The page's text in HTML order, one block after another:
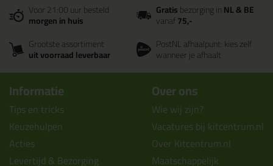
Voor 21:00 uur besteld
morgen in huis
Gratisbezorging inNL & BE
vanaf75,-
Grootste assortiment
uit voorraad leverbaar
PostNL afhaalpunt: kies zelf
wanneer je afhaalt
Informatie
Tips en tricks
Keuzehulpen
Acties
Levertijd & Bezorging
Over ons
Wie wij zijn?
Vacatures bij kitcentrum.nl
Over Kitcentrum.nl
Maatschappelijk